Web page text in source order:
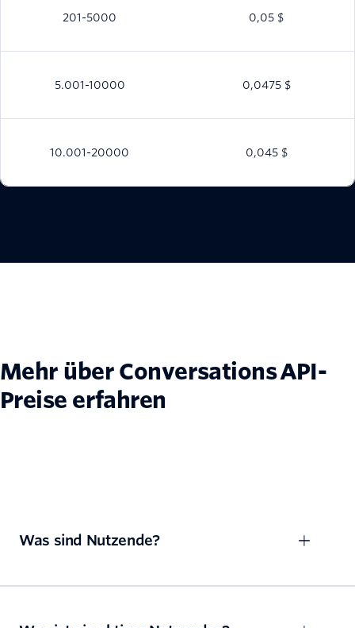
201-5000 0,05 $
5.001-10000 0,0475 $
10.001-20000 0,045 $
Mehr über Conversations API-
Preise erfahren
Was sind Nutzende?